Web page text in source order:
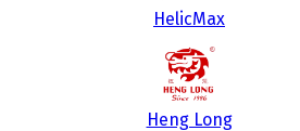
HelicMax
Heng Long